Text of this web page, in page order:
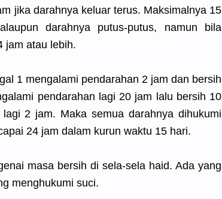
jika darahnya keluar terus. Maksimalnya 15
darahnya putus-putus, namun bila
jam atau lebih.
1 mengalami pendarahan 2 jam dan bersih
pendarahan lagi 20 jam lalu bersih 10
2 jam. Maka semua darahnya dihukumi
24 jam dalam kurun waktu 15 hari.
masa bersih di sela-sela haid. Ada yang
menghukumi suci.